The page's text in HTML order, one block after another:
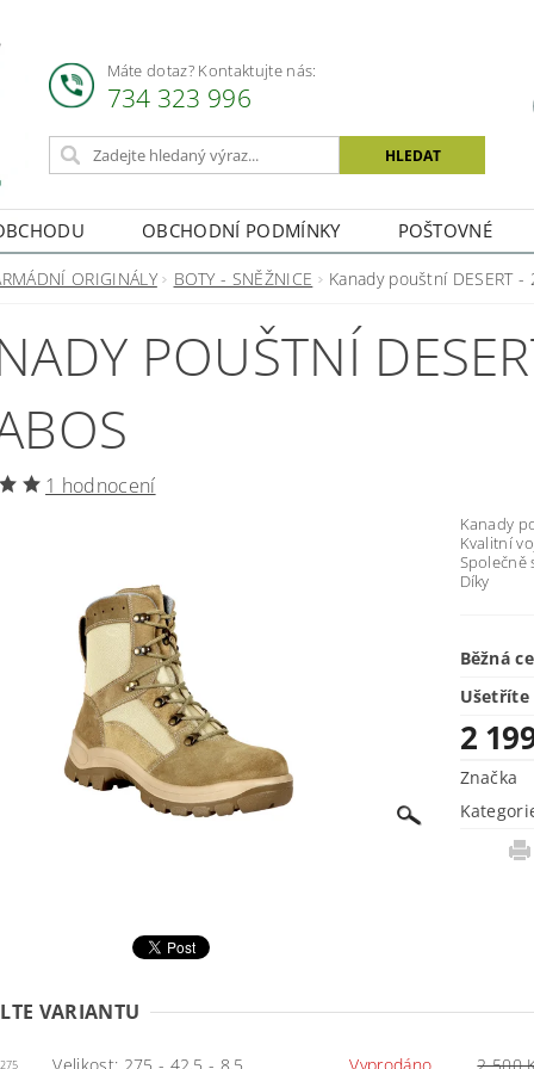
Máte dotaz? Kontaktujte nás:
734 323 996
OBCHODNÍ PODMÍNKY POŠTOVNÉ
ORIGINÁLY BOTY - SNĚŽNICE Kanady pouštní DESERT
POUŠTNÍ
1 hodnocení
Kanady
Kvalitní
Společně
Díky
Běžná
Ušetříte
2
Značka
VARIANTU